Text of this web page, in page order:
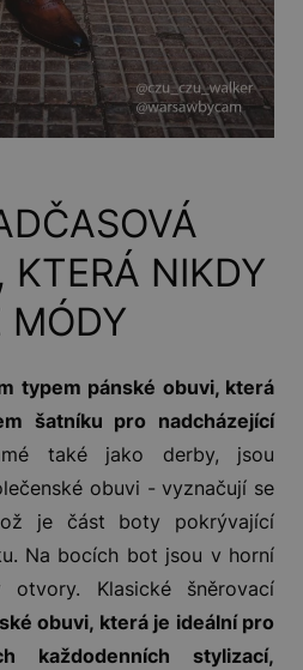
KTERÁ NIKDY
MÓDY
typem pánské obuvi, která
šatníku pro nadcházející
také jako derby, jsou
obuvi - vyznačují se
je část boty pokrývající
Na bocích bot jsou v horní
Klasické šněrovací
obuvi, která je ideální pro
každodenních stylizací,